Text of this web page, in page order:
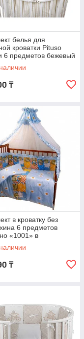
белья для
кроватки Pituso
6 предметов бежевый
₸
в кроватку без
6 предметов
«1001» в
₸